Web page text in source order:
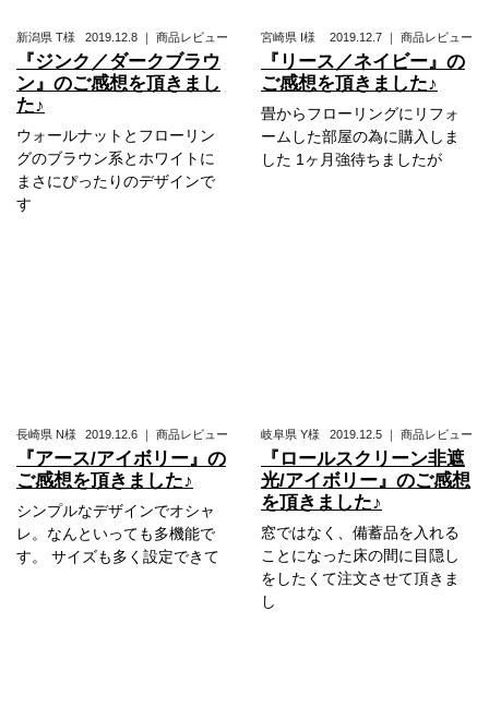
新潟県 T様 2019.12.8 ｜ 商品レビュー
『ジンク／ダークブラウ
ン』のご感想を頂きまし
た♪
ウォールナットとフローリン
グのブラウン系とホワイトに
まさにぴったりのデザインで
す
宮崎県 I様 2019.12.7 ｜ 商品レビュー
『リース／ネイビー』の
ご感想を頂きました♪
畳からフローリングにリフォ
ームした部屋の為に購入しま
した 1ヶ月強待ちましたが
長崎県 N様 2019.12.6 ｜ 商品レビュー
『アース/アイボリー』の
ご感想を頂きました♪
シンプルなデザインでオシャ
レ。なんといっても多機能で
す。 サイズも多く設定できて
岐阜県 Y様 2019.12.5 ｜ 商品レビュー
『ロールスクリーン非遮
光/アイボリー』のご感想
を頂きました♪
窓ではなく、備蓄品を入れる
ことになった床の間に目隠し
をしたくて注文させて頂きま
し